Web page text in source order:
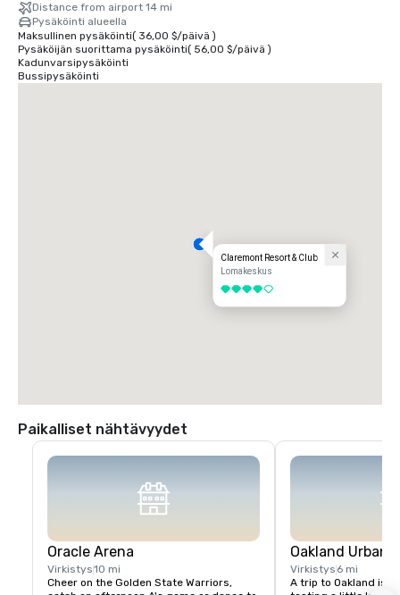
Distance from airport 14 mi
Pysäköinti alueella
Maksullinen pysäköinti( 36,00 $/päivä )
Pysäköijän suorittama pysäköinti( 56,00 $/päivä )
Kadunvarsipysäköinti
Bussipysäköinti
Claremont Resort & Club
Lomakeskus
4 / 5
Paikalliset nähtävyydet
Oracle Arena
Virkistys10 mi
Cheer on the Golden State Warriors,
Oakland Urban
Virkistys 6 mi
A trip to Oakland